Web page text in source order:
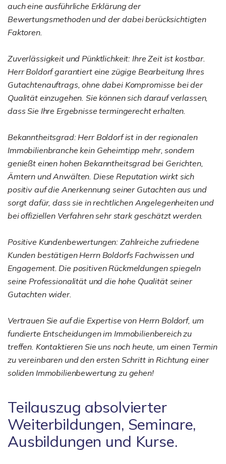
auch eine ausführliche Erklärung der
Bewertungsmethoden und der dabei berücksichtigten
Faktoren.
Zuverlässigkeit und Pünktlichkeit: Ihre Zeit ist kostbar.
Herr Boldorf garantiert eine zügige Bearbeitung Ihres
Gutachtenauftrags, ohne dabei Kompromisse bei der
Qualität einzugehen. Sie können sich darauf verlassen,
dass Sie Ihre Ergebnisse termingerecht erhalten.
Bekanntheitsgrad: Herr Boldorf ist in der regionalen
Immobilienbranche kein Geheimtipp mehr, sondern
genießt einen hohen Bekanntheitsgrad bei Gerichten,
Ämtern und Anwälten. Diese Reputation wirkt sich
positiv auf die Anerkennung seiner Gutachten aus und
sorgt dafür, dass sie in rechtlichen Angelegenheiten und
bei offiziellen Verfahren sehr stark geschätzt werden.
Positive Kundenbewertungen: Zahlreiche zufriedene
Kunden bestätigen Herrn Boldorfs Fachwissen und
Engagement. Die positiven Rückmeldungen spiegeln
seine Professionalität und die hohe Qualität seiner
Gutachten wider.
Vertrauen Sie auf die Expertise von Herrn Boldorf, um
fundierte Entscheidungen im Immobilienbereich zu
treffen. Kontaktieren Sie uns noch heute, um einen Termin
zu vereinbaren und den ersten Schritt in Richtung einer
soliden Immobilienbewertung zu gehen!
Teilauszug absolvierter
Weiterbildungen, Seminare,
Ausbildungen und Kurse.